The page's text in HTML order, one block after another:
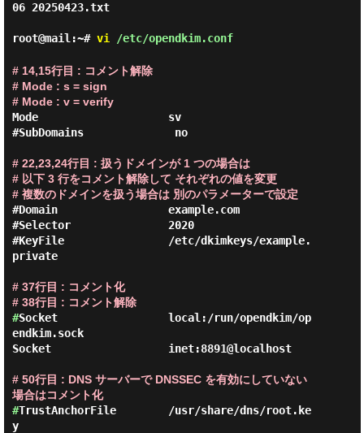
06 20250423.txt
root@mail:~# vi /etc/opendkim.conf
# 14,15行目 : コメント解除
# Mode : s = sign
# Mode : v = verify
Mode                    sv
#SubDomains              no
# 22,23,24行目 : 扱うドメインが 1 つの場合は
# 以下 3 行をコメント解除して それぞれの値を変更
# 複数のドメインを扱う場合は 別のパラメーターで設定
#Domain                 example.com
#Selector               2020
#KeyFile                /etc/dkimkeys/example.
private
# 37行目 : コメント化
# 38行目 : コメント解除
#Socket                 local:/run/opendkim/op
endkim.sock
Socket                  inet:8891@localhost
# 50行目 : DNS サーバーで DNSSEC を有効にしていない
場合はコメント化
#TrustAnchorFile        /usr/share/dns/root.ke
y